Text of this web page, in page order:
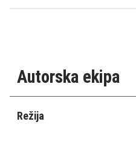
Autorska ekipa
Režija